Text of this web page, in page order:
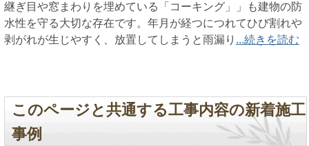
継ぎ目や窓まわりを埋めている「コーキング」」も建物の防
水性を守る大切な存在です。年月が経つにつれてひび割れや
剥がれが生じやすく、放置してしまうと雨漏り ...続きを読む
このページと共通する工事内容の新着施工
事例